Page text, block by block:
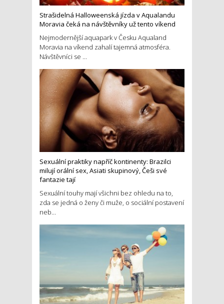
Strašidelná Halloweenská jízda v Aqualandu
Moravia čeká na návštěvníky už tento víkend
Nejmodernější aquapark v Česku Aqualand
Moravia na víkend zahalí tajemná atmosféra.
Návštěvníci se ...
Sexuální praktiky napříč kontinenty: Brazilci
milují orální sex, Asiati skupinový, Češi své
fantazie tají
Sexuální touhy mají všichni bez ohledu na to,
zda se jedná o ženy či muže, o sociální postavení
neb...